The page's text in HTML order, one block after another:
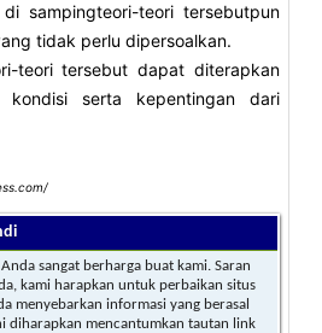
sampingteori-teori tersebutpun
tidak perlu dipersoalkan.
teori tersebut dapat diterapkan
kondisi serta kepentingan dari
sangat berharga buat kami. Saran
kami harapkan untuk perbaikan situs
menyebarkan informasi yang berasal
diharapkan mencantumkan tautan link